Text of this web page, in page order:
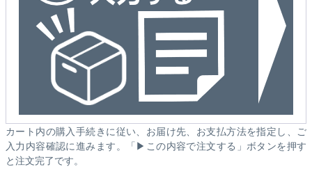
カート内の購入手続きに従い、お届け先、お支払方法を指定し、ご
入力内容確認に進みます。「▶この内容で注文する」ボタンを押す
と注文完了です。